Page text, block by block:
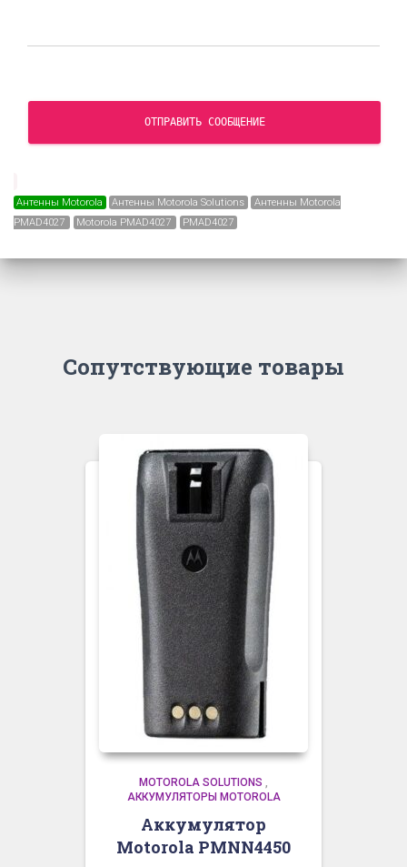
ОТПРАВИТЬ СООБЩЕНИЕ
Антенны Motorola Антенны Motorola Solutions
Антенны Motorola
PMAD4027
Motorola PMAD4027 PMAD4027
Сопутствующие товары
MOTOROLA SOLUTIONS ,
АККУМУЛЯТОРЫ MOTOROLA
Аккумулятор
Motorola PMNN4450